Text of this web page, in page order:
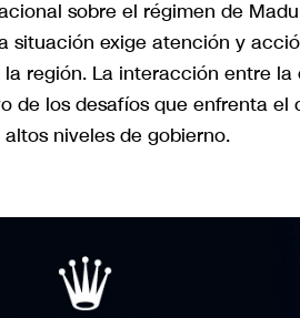
sobre el régimen de
situación exige atención y
región. La interacción entre
de los desafíos que enfrenta
niveles de gobierno.